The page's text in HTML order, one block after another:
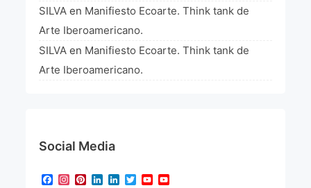
SILVA en Manifiesto Ecoarte. Think tank de
Arte Iberoamericano.
SILVA en Manifiesto Ecoarte. Think tank de
Arte Iberoamericano.
Social Media
Facebook
Instagram
Pinterest
LinkedIn
LinkedIn
TwitterYouTube